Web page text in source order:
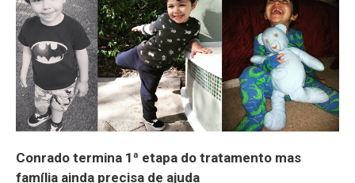
Conrado termina 1ª etapa do tratamento mas
família ainda precisa de ajuda